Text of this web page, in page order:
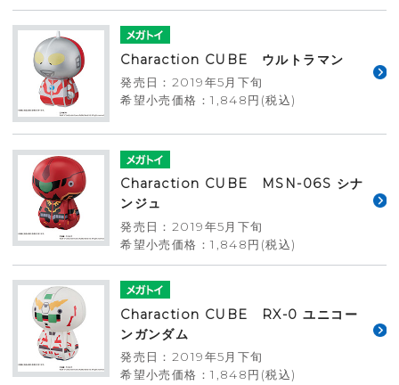
Charaction CUBE ウルトラマン
発売日：2019年5月下旬
希望小売価格：1,848円(税込)
Charaction CUBE MSN-06S シナ
ンジュ
発売日：2019年5月下旬
希望小売価格：1,848円(税込)
Charaction CUBE RX-0 ユニコー
ンガンダム
発売日：2019年5月下旬
希望小売価格：1,848円(税込)